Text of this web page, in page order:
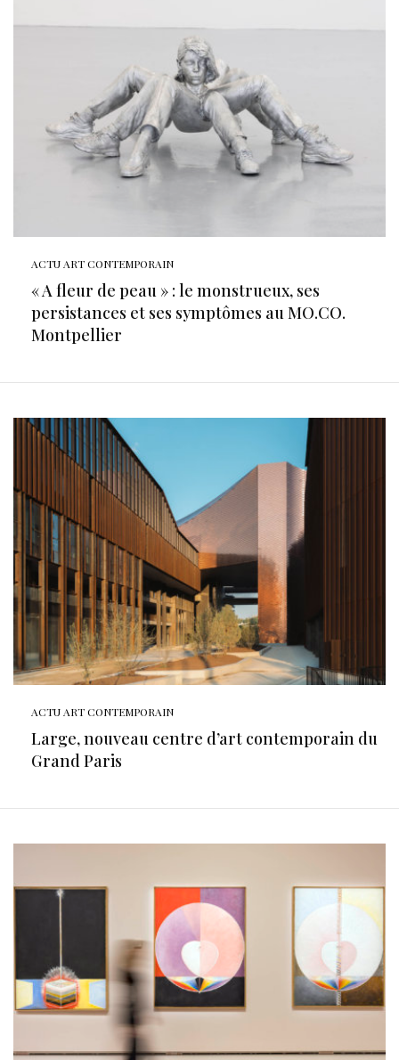
ACTU ART CONTEMPORAIN
« A fleur de peau » : le monstrueux, ses
persistances et ses symptômes au MO.CO.
Montpellier
ACTU ART CONTEMPORAIN
Large, nouveau centre d’art contemporain du
Grand Paris